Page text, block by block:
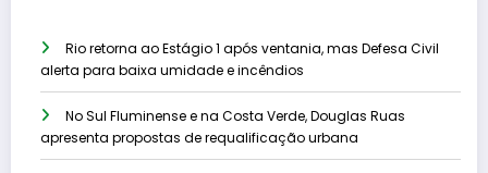
Rio retorna ao Estágio 1 após ventania, mas Defesa Civil
alerta para baixa umidade e incêndios
No Sul Fluminense e na Costa Verde, Douglas Ruas
apresenta propostas de requalificação urbana